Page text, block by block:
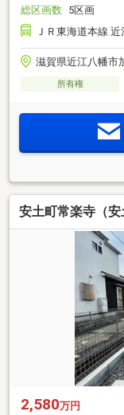
総区画数 5区画
ＪＲ東海道本線
滋賀県近江八幡市
所有権
安土町常楽寺（
2,580万円